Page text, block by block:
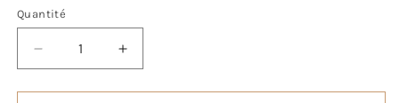
Quantité
Quantité
Réduire
la
quantité
Augmenter
la
quantité